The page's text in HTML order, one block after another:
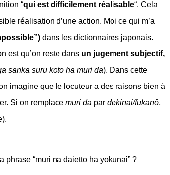
“qui est difficilement réalisable“. Cela
réalisation d’une action. Moi ce qui m’a
dans les dictionnaires japonais.
est qu’on reste dans un jugement subjectif,
sanka suru koto ha muri da). Dans cette
imagine que le locuteur a des raisons bien à
Si on remplace muri da par dekinai/fukanô,
phrase “muri na daietto ha yokunai” ?